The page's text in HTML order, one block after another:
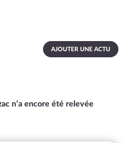
AJOUTER UNE ACTU
n’a encore été relevée